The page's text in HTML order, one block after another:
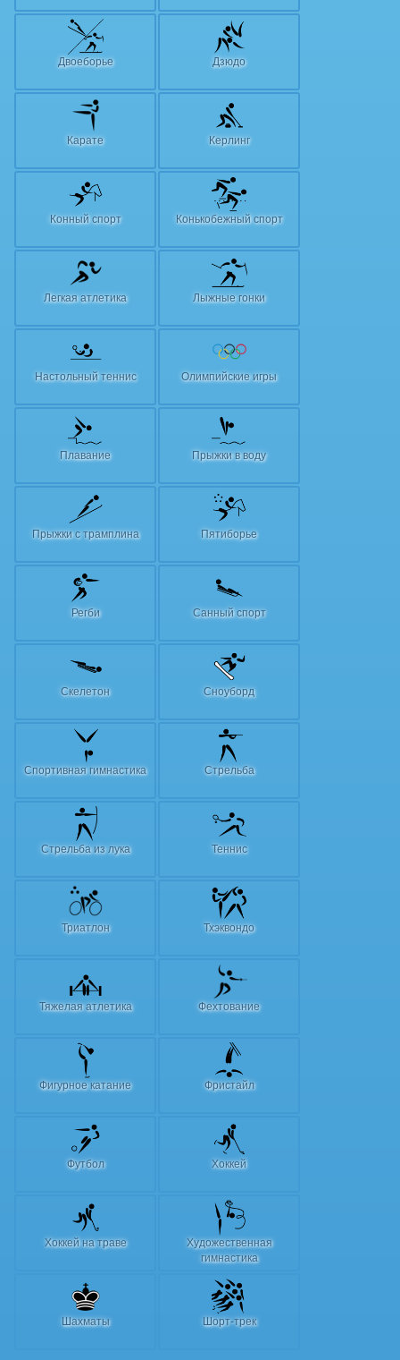
Двоеборье Дзюдо
Карате Керлинг
Конный спорт Конькобежный спорт
Легкая атлетика Лыжные гонки
Настольный теннис Олимпийские игры
Плавание Прыжки в воду
Прыжки с трамплина Пятиборье
Регби Санный спорт
Скелетон Сноуборд
Спортивная гимнастика Стрельба
Стрельба из лука Теннис
Триатлон Тхэквондо
Тяжелая атлетика Фехтование
Фигурное катание Фристайл
Футбол Хоккей
Хоккей на траве
Художественная
гимнастика
Шахматы Шорт-трек